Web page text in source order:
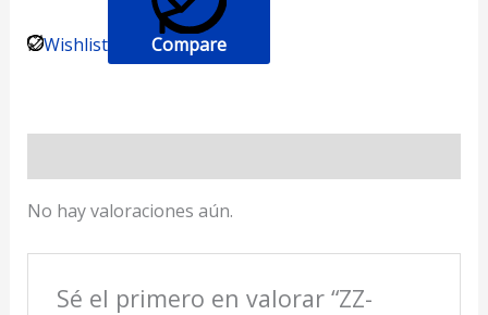
Wishlist Compare
No hay valoraciones aún.
Sé el primero en valorar “ZZ-